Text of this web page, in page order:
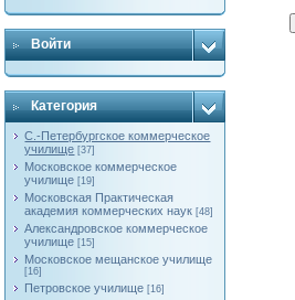
Войти
Категория
С.-Петербургское коммерческое
училище [37]
Московское коммерческое
училище [19]
Московская Практическая
академия коммерческих наук [48]
Александровское коммерческое
училище [15]
Московское мещанское училище
[16]
Петровское училище [16]